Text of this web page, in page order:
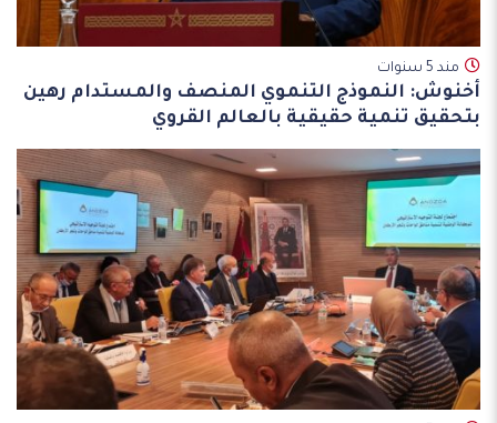
مند 5 سنوات
أخنوش: النموذج التنموي المنصف والمستدام رهين
بتحقيق تنمية حقيقية بالعالم القروي